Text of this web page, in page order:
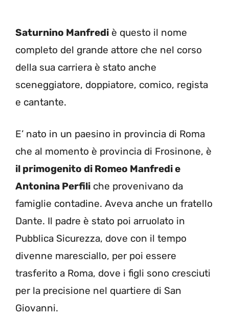
Saturnino Manfredi è questo il nome
completo del grande attore che nel corso
della sua carriera è stato anche
sceneggiatore, doppiatore, comico, regista
e cantante.
E’ nato in un paesino in provincia di Roma
che al momento è provincia di Frosinone, è
il primogenito di Romeo Manfredi e
Antonina Perfili che provenivano da
famiglie contadine. Aveva anche un fratello
Dante. Il padre è stato poi arruolato in
Pubblica Sicurezza, dove con il tempo
divenne maresciallo, per poi essere
trasferito a Roma, dove i figli sono cresciuti
per la precisione nel quartiere di San
Giovanni.